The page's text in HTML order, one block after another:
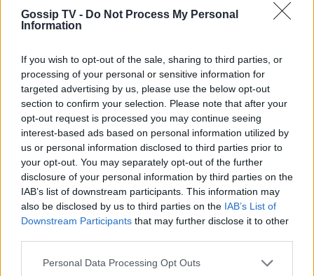
Gossip TV - Do Not Process My Personal
Information
If you wish to opt-out of the sale, sharing to third parties, or
processing of your personal or sensitive information for
targeted advertising by us, please use the below opt-out
section to confirm your selection. Please note that after your
opt-out request is processed you may continue seeing
interest-based ads based on personal information utilized by
us or personal information disclosed to third parties prior to
your opt-out. You may separately opt-out of the further
disclosure of your personal information by third parties on the
IAB’s list of downstream participants. This information may
also be disclosed by us to third parties on the IAB’s List of
Downstream Participants that may further disclose it to other
Personal Data Processing Opt Outs
Από Κεφαλονιά... Σαντορίνη! Η φωτό
SHOWBIZ
«Τον είδα μπροστά μου, λαμπερό…»
- Πώς η Αγγελική Ηλιάδη είδε τον
Χριστό και έζησε το θαύμα
SHOWBIZ
Ξέσπασε η Ναταλί Κάκκαβα: «Πόσο
ενοχλητικοί μπορείτε να γίνετε;»
ΟΛΕΣ ΟΙ ΕΙΔΗΣΕΙΣ
DPG NETWORK